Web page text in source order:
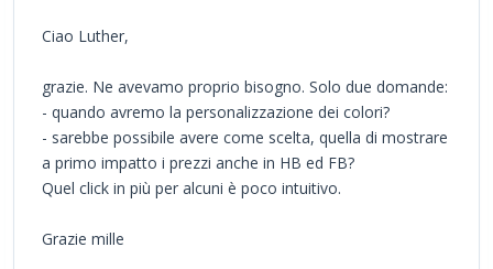
Ciao Luther,
grazie. Ne avevamo proprio bisogno. Solo due domande:
- quando avremo la personalizzazione dei colori?
- sarebbe possibile avere come scelta, quella di mostrare
a primo impatto i prezzi anche in HB ed FB?
Quel click in più per alcuni è poco intuitivo.
Grazie mille